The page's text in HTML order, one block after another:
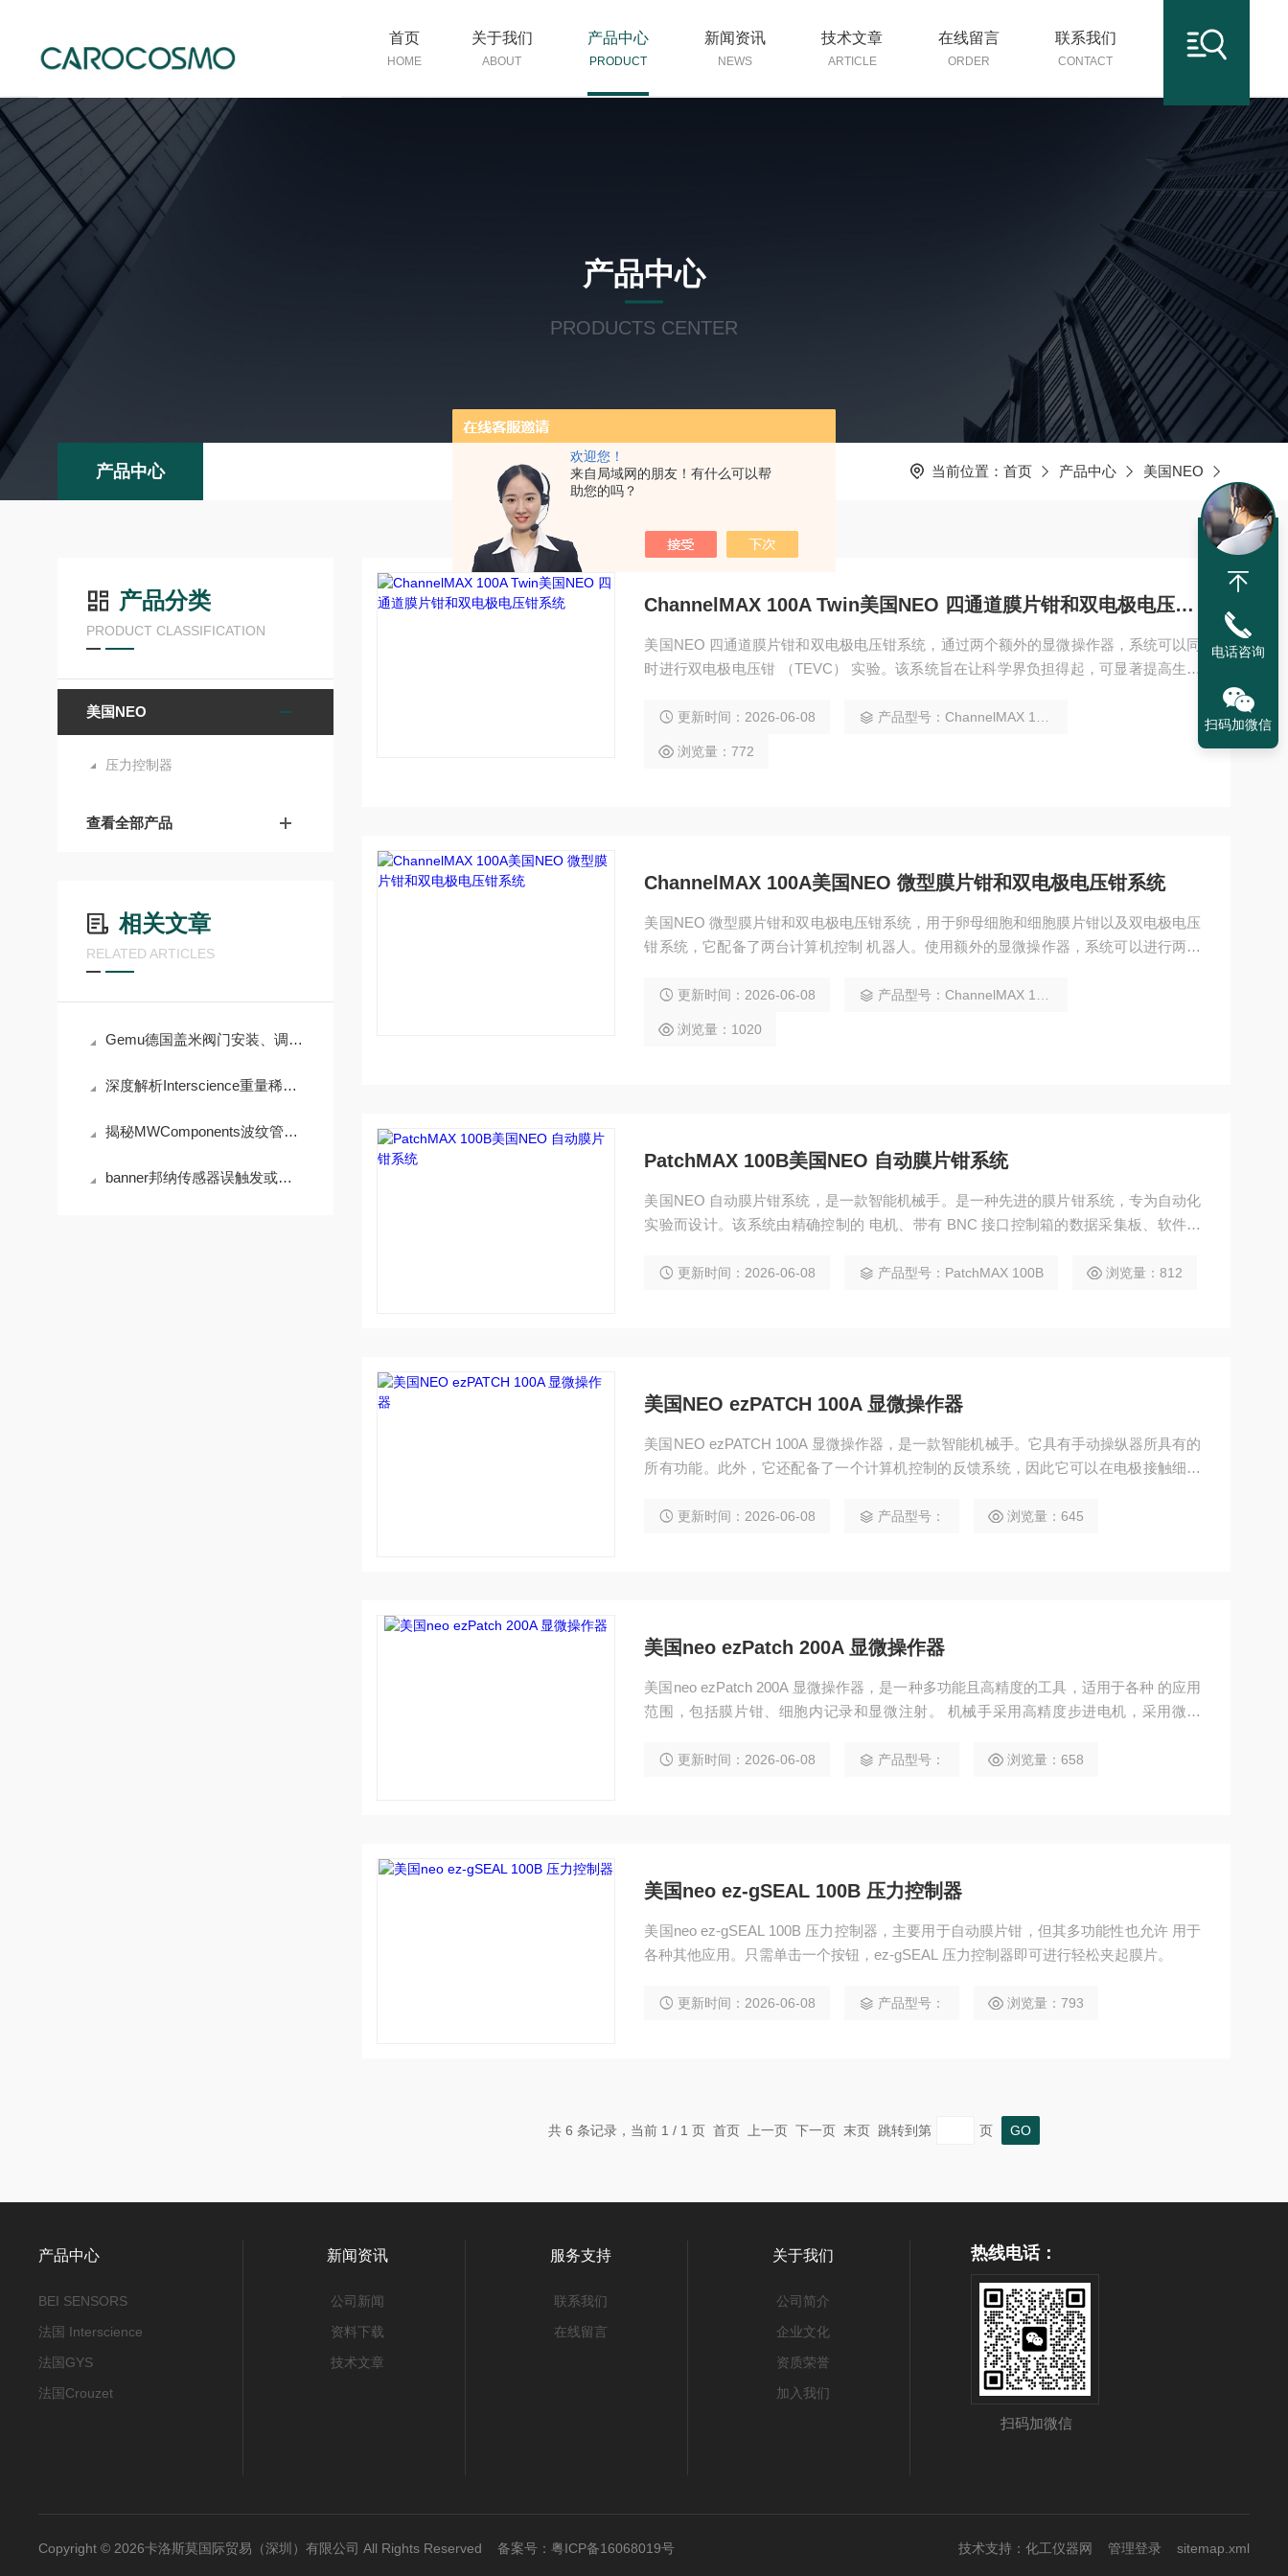
欢迎您！
来自局域网的朋友！有什么可以帮
助您的吗？
首页
HOME
关于我们
ABOUT
产品中心
PRODUCT
新闻资讯
NEWS
技术文章
ARTICLE
在线留言
ORDER
联系我们
CONTACT
产品中心
PRODUCTS CENTER
产品中心 当前位置： 首页 产品中心 美国NEO
产品分类
PRODUCT CLASSIFICATION
美国NEO
压力控制器
查看全部产品
相关文章
RELATED ARTICLES
Gemu德国盖米阀门安装、调试与维护要点
深度解析Interscience重量稀释器的高精度称重与稀释功能
揭秘MWComponents波纹管的材料工艺与结构设计
banner邦纳传感器误触发或不响应的诊断步骤
ChannelMAX 100A Twin美国NEO 四通道膜片钳和双电极电压钳系统
美国NEO 四通道膜片钳和双电极电压钳系统，通过两个额外的显微操作器，系统可以同
时进行双电极电压钳 （TEVC） 实验。该系统旨在让科学界负担得起，可显著提高生产
更新时间：2026-06-08 产品型号：ChannelMAX 100A Twin
浏览量：772
ChannelMAX 100A美国NEO 微型膜片钳和双电极电压钳系统
美国NEO 微型膜片钳和双电极电压钳系统，用于卵母细胞和细胞膜片钳以及双电极电压
钳系统，它配备了两台计算机控制 机器人。使用额外的显微操作器，系统可以进行两个
设备成本，并节省了空间。正如系统所由计算机控制，实验变得不那么劳动密集。
更新时间：2026-06-08 产品型号：ChannelMAX 100A
浏览量：1020
PatchMAX 100B美国NEO 自动膜片钳系统
美国NEO 自动膜片钳系统，是一款智能机械手。是一种先进的膜片钳系统，专为自动化
实验而设计。该系统由精确控制的 电机、带有 BNC 接口控制箱的数据采集板、软件和
细胞膜上，无需 用于显微镜的膜片钳实验，从而降低成本。
更新时间：2026-06-08 产品型号：PatchMAX 100B 浏览量：812
美国NEO ezPATCH 100A 显微操作器
美国NEO ezPATCH 100A 显微操作器，是一款智能机械手。它具有手动操纵器所具有的
所有功能。此外，它还配备了一个计算机控制的反馈系统，因此它可以在电极接触细胞
更新时间：2026-06-08 产品型号： 浏览量：645
美国neo ezPatch 200A 显微操作器
美国neo ezPatch 200A 显微操作器，是一种多功能且高精度的工具，适用于各种 的应用
范围，包括膜片钳、细胞内记录和显微注射。 机械手采用高精度步进电机，采用微步
有电流流过电机，并且 载物台由丝杠的高摩擦力固定到位。这意味着机械手 在录音过程
更新时间：2026-06-08 产品型号： 浏览量：658
美国neo ez-gSEAL 100B 压力控制器
美国neo ez-gSEAL 100B 压力控制器，主要用于自动膜片钳，但其多功能性也允许 用于
各种其他应用。只需单击一个按钮，ez-gSEAL 压力控制器即可进行轻松夹起膜片。
更新时间：2026-06-08 产品型号： 浏览量：793
共 6 条记录，当前 1 / 1 页 首页 上一页 下一页 末页 跳转到第 页
热线电话：
扫码加微信
产品中心
BEI SENSORS
法国 Interscience
法国GYS
法国Crouzet
新闻资讯
公司新闻
资料下载
技术文章
服务支持
联系我们
在线留言
关于我们
公司简介
企业文化
资质荣誉
加入我们
Copyright © 2026卡洛斯莫国际贸易（深圳）有限公司 All Rights Reserved 备案号： 粤ICP备16068019号 技术支持： 化工仪器网 管理登录 sitemap.xml
电话咨询
扫码加微信